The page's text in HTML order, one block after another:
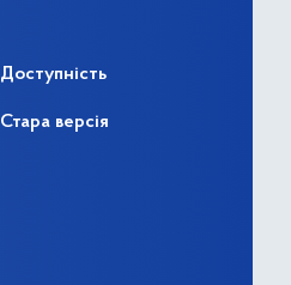
Доступність
Стара версія